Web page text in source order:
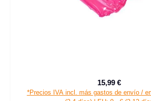
Precio de
15,99 €
*Precios IVA incl. más gastos de envío /